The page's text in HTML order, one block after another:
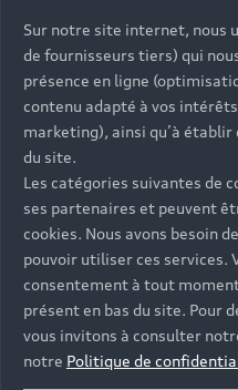
Sur notre site internet, nous
de fournisseurs tiers) qui
présence en ligne
contenu adapté à vos
marketing), ainsi qu’à
du site.
Les catégories suivantes de
ses partenaires et peuvent
cookies. Nous avons besoin
pouvoir utiliser ces services.
consentement à tout
présent en bas du site. Pour
vous invitons à consulter
notre Politique de